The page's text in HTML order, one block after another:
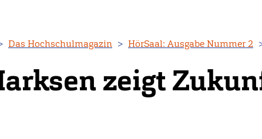
Das Hochschulmagazin HörSaal: Ausgabe Nummer 2
zeigt